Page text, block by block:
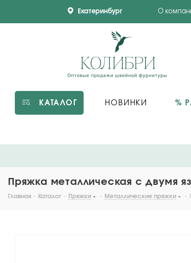
Екатеринбург О
КАТАЛОГ НОВИНКИ %
Пряжка металлическая с двумя
Главная - Каталог - Пряжки - Металлические пряжки -